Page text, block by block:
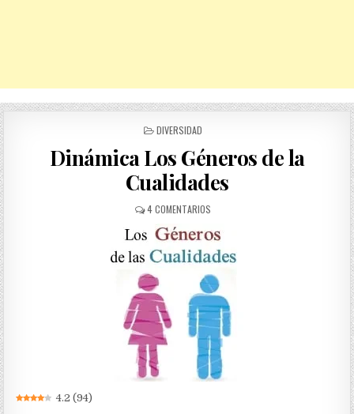
POSTED
DIVERSIDAD
Dinámica Los Géneros de la
Cualidades
4 COMENTARIOS
LOS
GÉNEROS
DE
LA
CUALIDADES
4.2 (94)